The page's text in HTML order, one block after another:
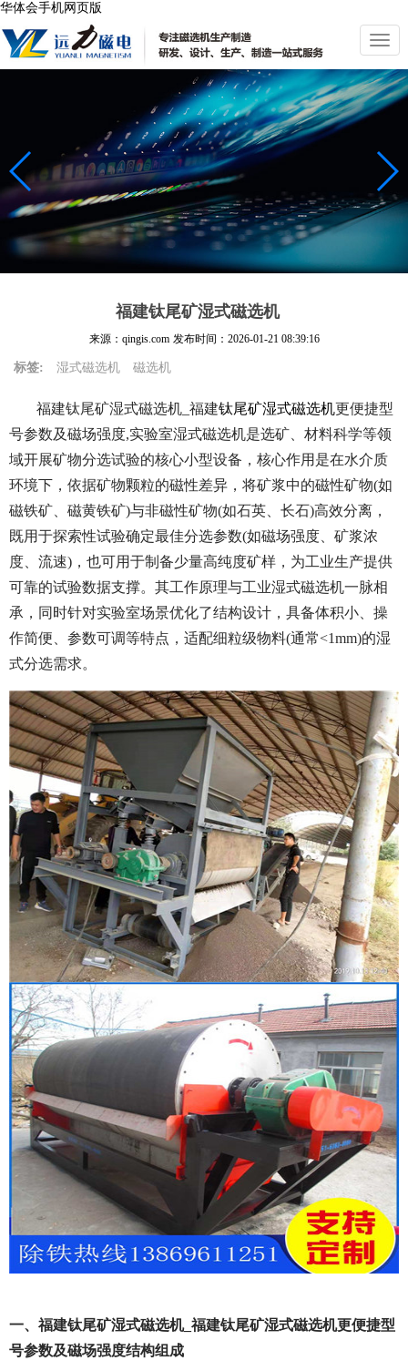
华体会手机网页版
切
换
导
航
福建钛尾矿湿式磁选机
来源：qingis.com 发布时间： 2026-01-21 08:39:16
标签: 湿式磁选机 磁选机
福建钛尾矿湿式磁选机_福建钛尾矿湿式磁选机更便捷型
号参数及磁场强度,实验室湿式磁选机是选矿、材料科学等领
域开展矿物分选试验的核心小型设备，核心作用是在水介质
环境下，依据矿物颗粒的磁性差异，将矿浆中的磁性矿物(如
磁铁矿、磁黄铁矿)与非磁性矿物(如石英、长石)高效分离，
既用于探索性试验确定最佳分选参数(如磁场强度、矿浆浓
度、流速)，也可用于制备少量高纯度矿样，为工业生产提供
可靠的试验数据支撑。其工作原理与工业湿式磁选机一脉相
承，同时针对实验室场景优化了结构设计，具备体积小、操
作简便、参数可调等特点，适配细粒级物料(通常<1mm)的湿
式分选需求。
一、福建钛尾矿湿式磁选机_福建钛尾矿湿式磁选机更便捷型
号参数及磁场强度结构组成